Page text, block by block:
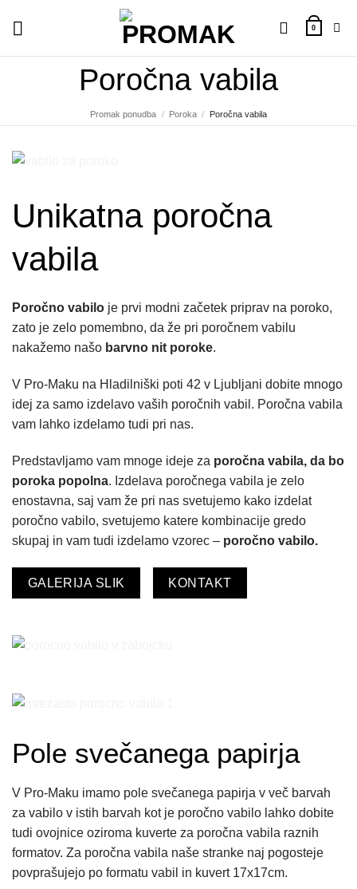
0
Poročna vabila
Promak ponudba / Poroka / Poročna vabila
Unikatna poročna
vabila
Poročno vabilo je prvi modni začetek priprav na poroko,
zato je zelo pomembno, da že pri poročnem vabilu
nakažemo našo barvno nit poroke.
V Pro-Maku na Hladilniški poti 42 v Ljubljani dobite mnogo
idej za samo izdelavo vaših poročnih vabil. Poročna vabila
vam lahko izdelamo tudi pri nas.
Predstavljamo vam mnoge ideje za poročna vabila, da bo
poroka popolna. Izdelava poročnega vabila je zelo
enostavna, saj vam že pri nas svetujemo kako izdelat
poročno vabilo, svetujemo katere kombinacije gredo
skupaj in vam tudi izdelamo vzorec – poročno vabilo.
GALERIJA SLIK KONTAKT
Pole svečanega papirja
V Pro-Maku imamo pole svečanega papirja v več barvah
za vabilo v istih barvah kot je poročno vabilo lahko dobite
tudi ovojnice oziroma kuverte za poročna vabila raznih
formatov. Za poročna vabila naše stranke naj pogosteje
povprašujejo po formatu vabil in kuvert 17x17cm.